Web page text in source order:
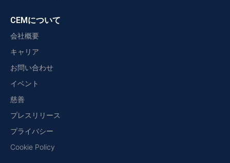
CEMについて
会社概要
キャリア
お問い合わせ
イベント
慈善
プレスリリース
プライバシー
Cookie Policy